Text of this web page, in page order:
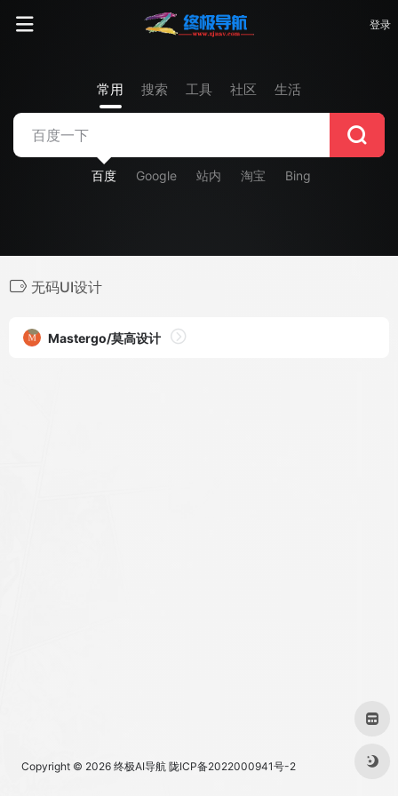
登录
常用 搜索 工具 社区 生活
百度 Google 站内 淘宝 Bing
无码UI设计
Mastergo/莫高设计
Copyright © 2026 终极AI导航 陇ICP备2022000941号-2